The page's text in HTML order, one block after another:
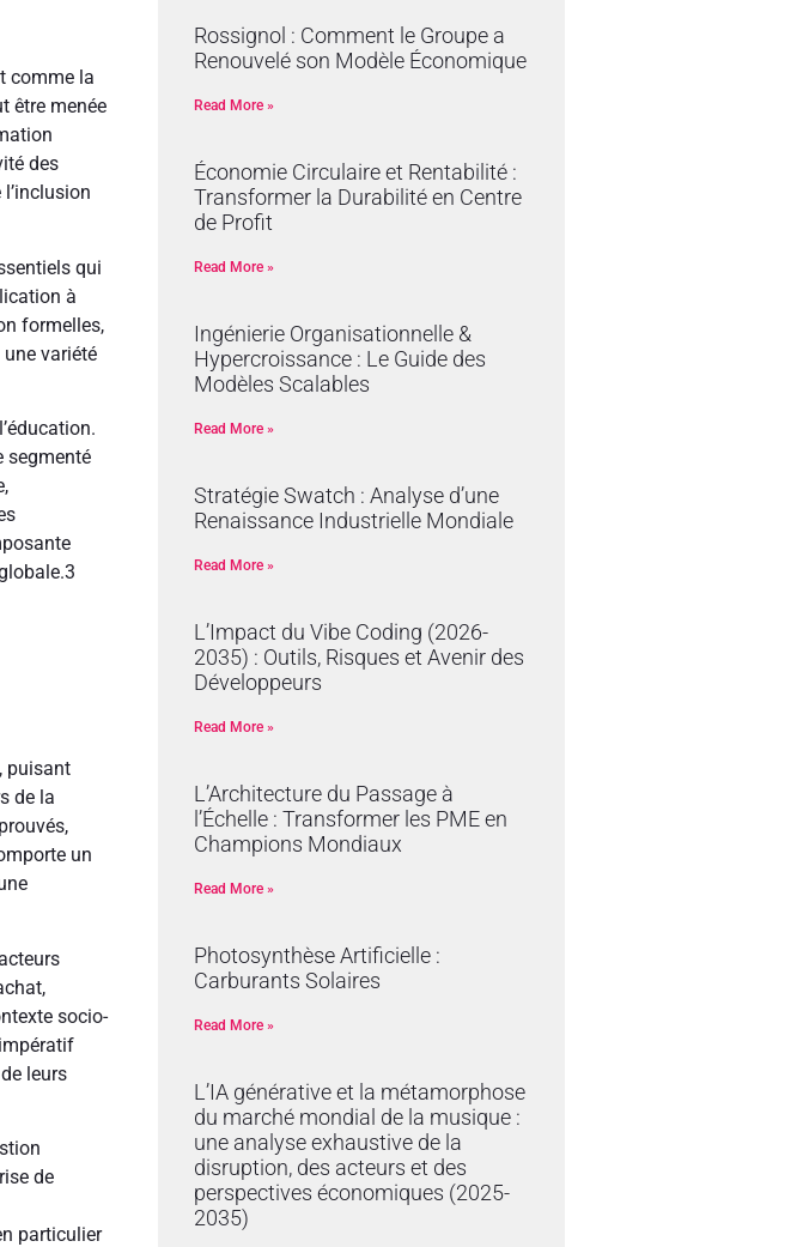
comme la
être menée
des
qui
à
formelles,
variété
segmenté
3
puisant
de la
un
socio-
leurs
de
particulier
Rossignol : Comment le Groupe a
Renouvelé son Modèle Économique
Read More »
Économie Circulaire et Rentabilité :
Transformer la Durabilité en Centre
de Profit
Read More »
Ingénierie Organisationnelle &
Hypercroissance : Le Guide des
Modèles Scalables
Read More »
Stratégie Swatch : Analyse d’une
Renaissance Industrielle Mondiale
Read More »
L’Impact du Vibe Coding (2026-
2035) : Outils, Risques et Avenir des
Développeurs
Read More »
L’Architecture du Passage à
l’Échelle : Transformer les PME en
Champions Mondiaux
Read More »
Photosynthèse Artificielle :
Carburants Solaires
Read More »
L’IA générative et la métamorphose
du marché mondial de la musique :
une analyse exhaustive de la
disruption, des acteurs et des
perspectives économiques (2025-
2035)